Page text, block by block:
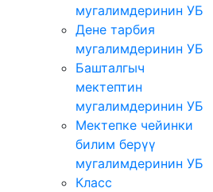
мугалимдеринин УБ
Дене тарбия
мугалимдеринин УБ
Башталгыч
мектептин
мугалимдеринин УБ
Мектепке чейинки
билим берүү
мугалимдеринин УБ
Класс